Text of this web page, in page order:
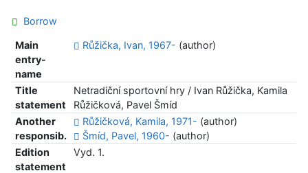
Borrow
Main
entry-
name
Růžička, Ivan, 1967- (author)
Title
statement
Netradiční sportovní hry / Ivan Růžička, Kamila
Růžičková, Pavel Šmíd
Another
responsib.
Růžičková, Kamila, 1971- (author)
Šmíd, Pavel, 1960- (author)
Edition
statement
Vyd. 1.